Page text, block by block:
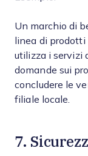
Un marchio di
linea di
utilizza i servizi
domande sui
concludere le
filiale locale.
7.